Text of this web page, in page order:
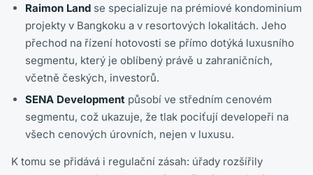
Raimon Land se specializuje na prémiové kondominium
projekty v Bangkoku a v resortových lokalitách. Jeho
přechod na řízení hotovosti se přímo dotýká luxusního
segmentu, který je oblíbený právě u zahraničních,
včetně českých, investorů.
SENA Development působí ve středním cenovém
segmentu, což ukazuje, že tlak pociťují developeři na
všech cenových úrovních, nejen v luxusu.
K tomu se přidává i regulační zásah: úřady rozšířily